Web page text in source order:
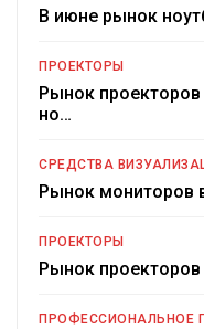
В июне рынок
ПРОЕКТОРЫ
Рынок проекторов
но…
СРЕДСТВА
Рынок мониторов
ПРОЕКТОРЫ
Рынок
ПРОФЕССИОНАЛЬНОЕ